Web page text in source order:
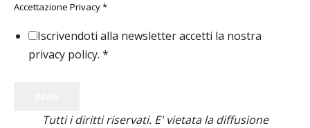
Accettazione Privacy*
Iscrivendoti alla newsletter accetti la nostra
privacy policy. *
Tutti i diritti riservati. E' vietata la diffusione